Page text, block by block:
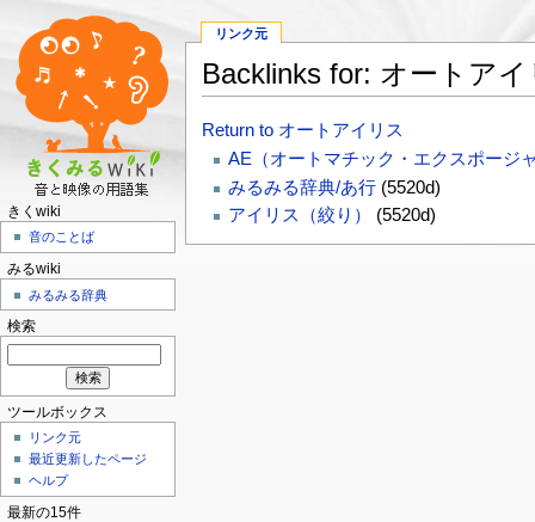
きくwiki
音のことば
みるwiki
みるみる辞典
検索
ツールボックス
リンク元
最近更新したページ
ヘルプ
最新の15件
リンク元
Backlinks for: オートア
Return to オートアイリス
AE（オートマチック・エクスポージ
みるみる辞典/あ行 (5520d)
アイリス（絞り）
(5520d)